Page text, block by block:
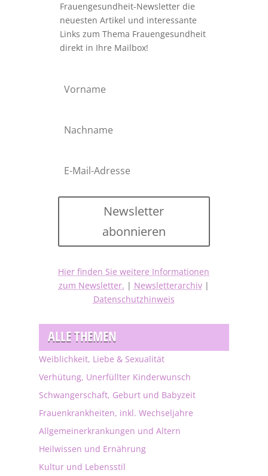
Frauengesundheit-Newsletter die
neuesten Artikel und interessante
Links zum Thema Frauengesundheit
direkt in Ihre Mailbox!
Newsletter
abonnieren
Hier finden Sie weitere Informationen
zum Newsletter. | Newsletterarchiv|
Datenschutzhinweis
ALLE THEMEN
Weiblichkeit, Liebe & Sexualität
Verhütung, Unerfüllter Kinderwunsch
Schwangerschaft, Geburt und Babyzeit
Frauenkrankheiten, inkl. Wechseljahre
Allgemeinerkrankungen und Altern
Heilwissen und Ernährung
Kultur und Lebensstil